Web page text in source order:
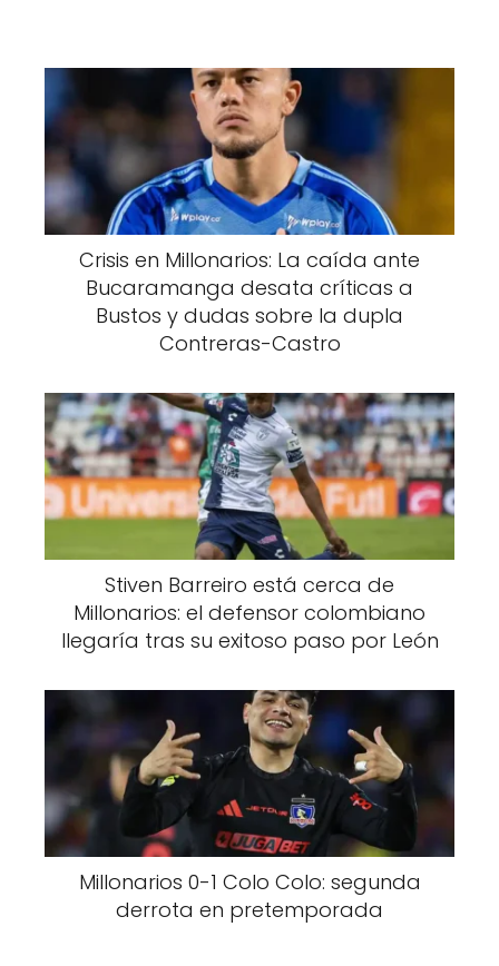
Crisis en Millonarios: La caída ante
Bucaramanga desata críticas a
Bustos y dudas sobre la dupla
Contreras-Castro
Stiven Barreiro está cerca de
Millonarios: el defensor colombiano
llegaría tras su exitoso paso por León
Millonarios 0-1 Colo Colo: segunda
derrota en pretemporada